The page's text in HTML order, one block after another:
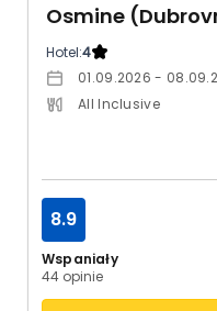
Osmine
Hotel:4
01.09.2026 -
All Inclusive
Wspaniały
44 opinie
8.9